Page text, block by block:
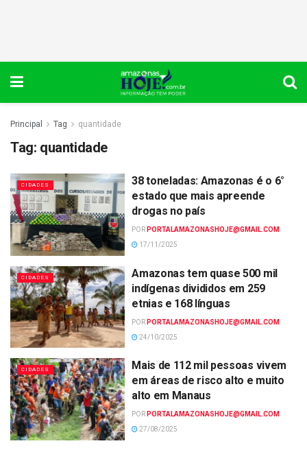
Principal Tag quantidade
Tag: quantidade
CIDADES
38 toneladas: Amazonas é o 6°
estado que mais apreende
drogas no país
POR PORTALAMAZONASHOJE@GMAIL.COM
17/11/2025
CIDADES
Amazonas tem quase 500 mil
indígenas divididos em 259
etnias e 168 línguas
POR PORTALAMAZONASHOJE@GMAIL.COM
24/10/2025
CIDADES
Mais de 112 mil pessoas vivem
em áreas de risco alto e muito
alto em Manaus
POR PORTALAMAZONASHOJE@GMAIL.COM
27/08/2025